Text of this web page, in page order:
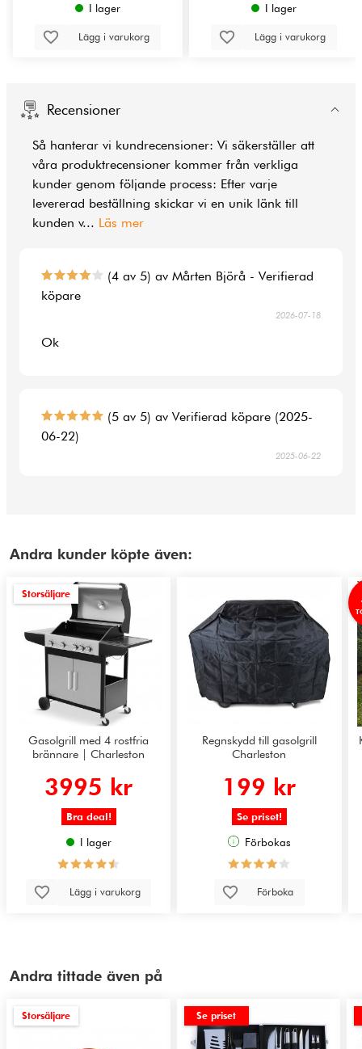
I lager
Lägg i varukorg
I lager
Lägg i varukorg
Recensioner
Så hanterar vi kundrecensioner: Vi säkerställer att
våra produktrecensioner kommer från verkliga
kunder genom följande process: Efter varje
levererad beställning skickar vi en unik länk till
kunden v... Läs mer
(4 av 5) av Mårten Björå - Verifierad
köpare
2026-07-18
Ok
(5 av 5) av Verifierad köpare (2025-
06-22)
2025-06-22
Andra kunder köpte även:
Storsäljare
Gasolgrill med 4 rostfria
brännare | Charleston
3995 kr
Bra deal!
I lager
Lägg i varukorg
Regnskydd till gasolgrill
Charleston
199 kr
Se priset!
Förbokas
Förboka
Andra tittade även på
Storsäljare Se priset